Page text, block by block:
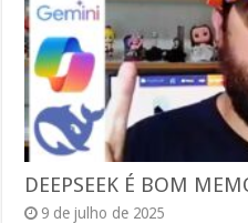
DEEPSEEK É BOM
9 de julho de 2025